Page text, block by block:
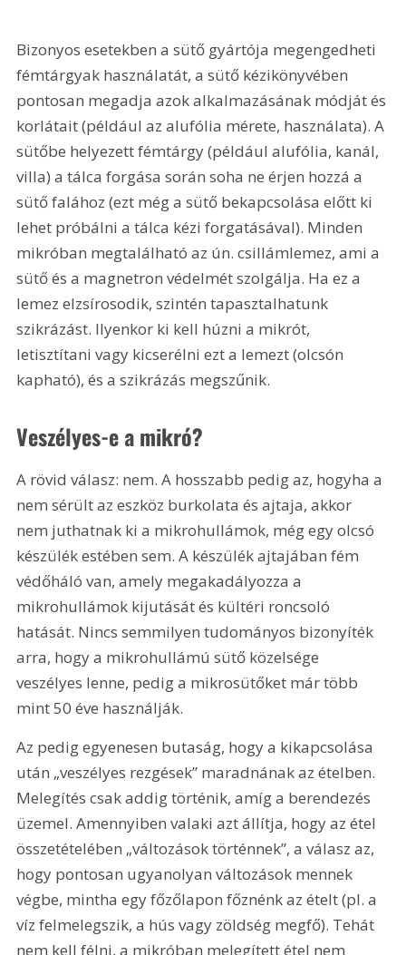
Bizonyos esetekben a sütő gyártója megengedheti
fémtárgyak használatát, a sütő kézikönyvében
pontosan megadja azok alkalmazásának módját és
korlátait (például az alufólia mérete, használata). A
sütőbe helyezett fémtárgy (például alufólia, kanál,
villa) a tálca forgása során soha ne érjen hozzá a
sütő falához (ezt még a sütő bekapcsolása előtt ki
lehet próbálni a tálca kézi forgatásával). Minden
mikróban megtalálható az ún. csillámlemez, ami a
sütő és a magnetron védelmét szolgálja. Ha ez a
lemez elzsírosodik, szintén tapasztalhatunk
szikrázást. Ilyenkor ki kell húzni a mikrót,
letisztítani vagy kicserélni ezt a lemezt (olcsón
kapható), és a szikrázás megszűnik.
Veszélyes-e a mikró?
A rövid válasz: nem. A hosszabb pedig az, hogyha a
nem sérült az eszköz burkolata és ajtaja, akkor
nem juthatnak ki a mikrohullámok, még egy olcsó
készülék estében sem. A készülék ajtajában fém
védőháló van, amely megakadályozza a
mikrohullámok kijutását és kültéri roncsoló
hatását. Nincs semmilyen tudományos bizonyíték
arra, hogy a mikrohullámú sütő közelsége
veszélyes lenne, pedig a mikrosütőket már több
mint 50 éve használják.
Az pedig egyenesen butaság, hogy a kikapcsolása
után „veszélyes rezgések” maradnának az ételben.
Melegítés csak addig történik, amíg a berendezés
üzemel. Amennyiben valaki azt állítja, hogy az étel
összetételében „változások történnek”, a válasz az,
hogy pontosan ugyanolyan változások mennek
végbe, mintha egy főzőlapon főznénk az ételt (pl. a
víz felmelegszik, a hús vagy zöldség megfő). Tehát
nem kell félni, a mikróban melegített étel nem